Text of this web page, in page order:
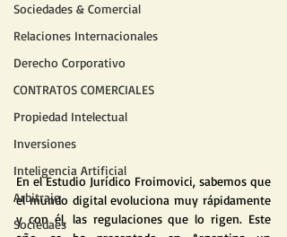
Sociedades & Comercial
Relaciones Internacionales
Derecho Corporativo
CONTRATOS COMERCIALES
Propiedad Intelectual
Inversiones
Inteligencia Artificial
Arbitraje
Sociedaes
En el Estudio Jurídico Froimovici, sabemos que
el mundo digital evoluciona muy rápidamente
y con él, las regulaciones que lo rigen. Este